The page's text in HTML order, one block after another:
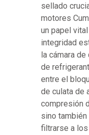
sellado
motores
un papel
integridad
la cámara
de
entre el
de culata de
compresión
sino
filtrarse a los